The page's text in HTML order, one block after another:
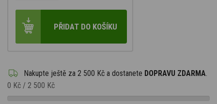
PŘIDAT DO KOŠÍKU
Nakupte ještě za 2 500 Kč a dostanete DOPRAVU ZDARMA
0 Kč / 2 500 Kč